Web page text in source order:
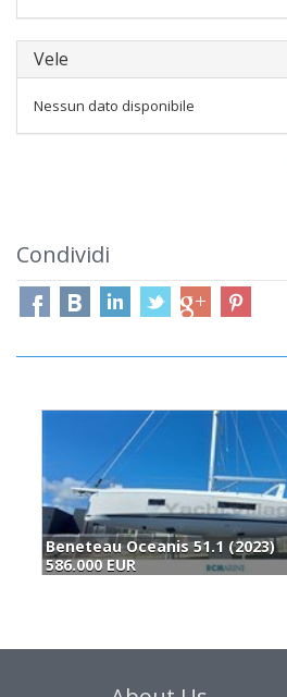
Vele
Nessun dato disponibile
Condividi
Beneteau Oceanis 51.1 (2023)
586.000 EUR